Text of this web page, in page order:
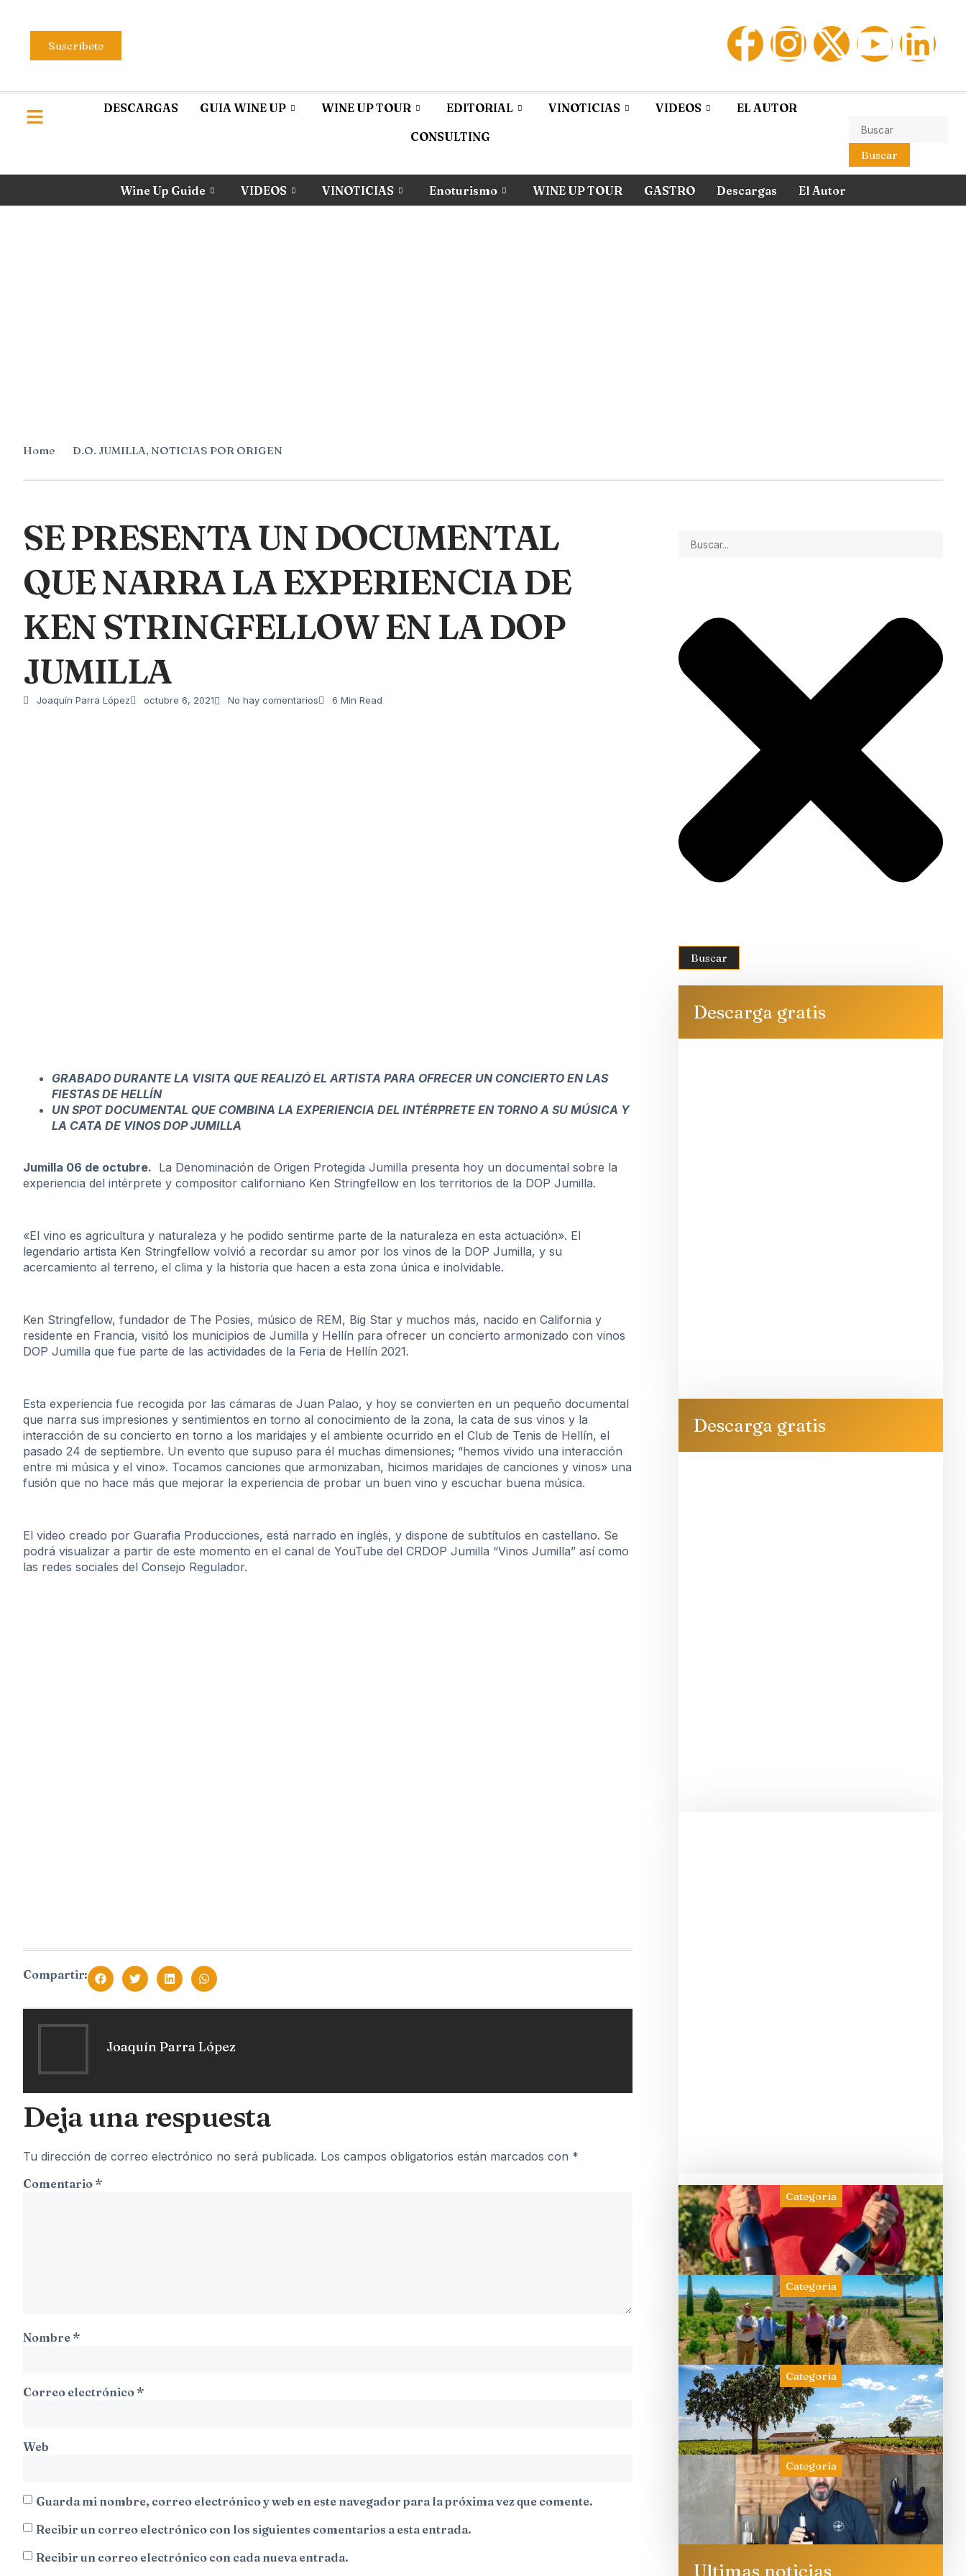
Suscríbete
DESCARGAS GUIA WINE UP WINE UP TOUR EDITORIAL VINOTICIAS VIDEOS
EL AUTOR
CONSULTING
Buscar
Wine Up Guide VIDEOS VINOTICIAS Enoturismo WINE UP TOUR GASTRO Descargas El Autor
Home D.O. JUMILLA, NOTICIAS POR ORIGEN
SE PRESENTA UN DOCUMENTAL
QUE NARRA LA EXPERIENCIA DE
KEN STRINGFELLOW EN LA DOP
JUMILLA
Joaquín Parra López octubre 6, 2021 No hay comentarios 6 Min Read
GRABADO DURANTE LA VISITA QUE REALIZÓ EL ARTISTA PARA OFRECER UN CONCIERTO EN LAS
FIESTAS DE HELLÍN
UN SPOT DOCUMENTAL QUE COMBINA LA EXPERIENCIA DEL INTÉRPRETE EN TORNO A SU MÚSICA Y
LA CATA DE VINOS DOP JUMILLA
Jumilla 06 de octubre. La Denominación de Origen Protegida Jumilla presenta hoy un documental sobre la
experiencia del intérprete y compositor californiano Ken Stringfellow en los territorios de la DOP Jumilla.
«El vino es agricultura y naturaleza y he podido sentirme parte de la naturaleza en esta actuación». El
legendario artista Ken Stringfellow volvió a recordar su amor por los vinos de la DOP Jumilla, y su
acercamiento al terreno, el clima y la historia que hacen a esta zona única e inolvidable.
Ken Stringfellow, fundador de The Posies, músico de REM, Big Star y muchos más, nacido en California y
residente en Francia, visitó los municipios de Jumilla y Hellín para ofrecer un concierto armonizado con vinos
DOP Jumilla que fue parte de las actividades de la Feria de Hellín 2021.
Esta experiencia fue recogida por las cámaras de Juan Palao, y hoy se convierten en un pequeño documental
que narra sus impresiones y sentimientos en torno al conocimiento de la zona, la cata de sus vinos y la
interacción de su concierto en torno a los maridajes y el ambiente ocurrido en el Club de Tenis de Hellín, el
pasado 24 de septiembre. Un evento que supuso para él muchas dimensiones; “hemos vivido una interacción
entre mi música y el vino». Tocamos canciones que armonizaban, hicimos maridajes de canciones y vinos» una
fusión que no hace más que mejorar la experiencia de probar un buen vino y escuchar buena música.
El video creado por Guarafia Producciones, está narrado en inglés, y dispone de subtítulos en castellano. Se
podrá visualizar a partir de este momento en el canal de YouTube del CRDOP Jumilla “Vinos Jumilla” así como
las redes sociales del Consejo Regulador.
Compartir:
Joaquín Parra López
Deja una respuesta
Tu dirección de correo electrónico no será publicada. Los campos obligatorios están marcados con *
Comentario *
Nombre *
Correo electrónico *
Web
Guarda mi nombre, correo electrónico y web en este navegador para la próxima vez que comente.
Recibir un correo electrónico con los siguientes comentarios a esta entrada.
Recibir un correo electrónico con cada nueva entrada.
Buscar
Descarga gratis
Descarga gratis
Categoría
Categoría
Categoría
Categoría
Ultimas noticias